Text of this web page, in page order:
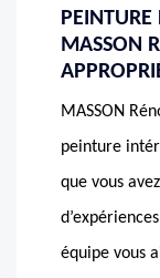
MASSON
MASSON
peinture
que vous
équipe vous